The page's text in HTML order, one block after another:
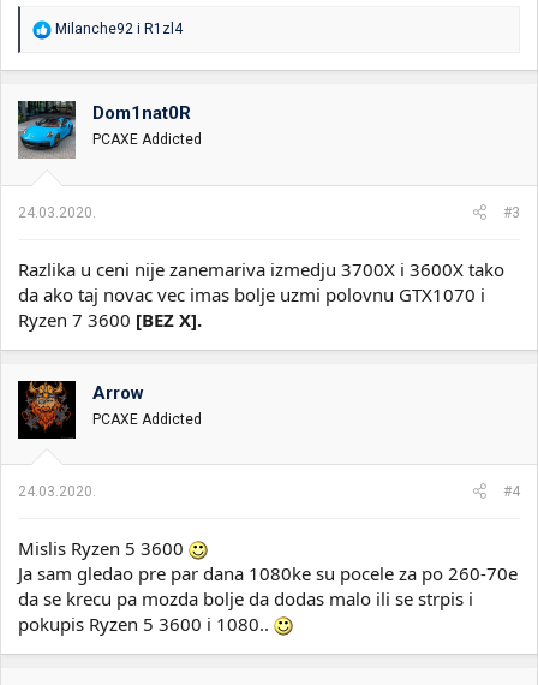
R
a
o
v
a
n
:
Milanche92 i R1zl4
Dom1nat0R
PCAXE Addicted
24.03.2020. #3
Razlika u ceni nije zanemariva izmedju 3700X i 3600X tako
da ako taj novac vec imas bolje uzmi polovnu GTX1070 i
Ryzen 7 3600 [BEZ X].
Arrow
PCAXE Addicted
24.03.2020. #4
Mislis Ryzen 5 3600
Ja sam gledao pre par dana 1080ke su pocele za po 260-70e
da se krecu pa mozda bolje da dodas malo ili se strpis i
pokupis Ryzen 5 3600 i 1080..